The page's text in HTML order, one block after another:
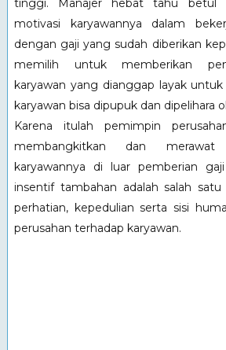
tinggi. Manajer hebat tahu betul
motivasi karyawannya dalam
dengan gaji yang sudah diberikan
memilih untuk memberikan
karyawan yang dianggap layak
karyawan bisa dipupuk dan dipelihara
Karena itulah pemimpin
membangkitkan dan
karyawannya di luar pemberian
insentif tambahan adalah salah
perhatian, kepedulian serta sisi
perusahan terhadap karyawan.